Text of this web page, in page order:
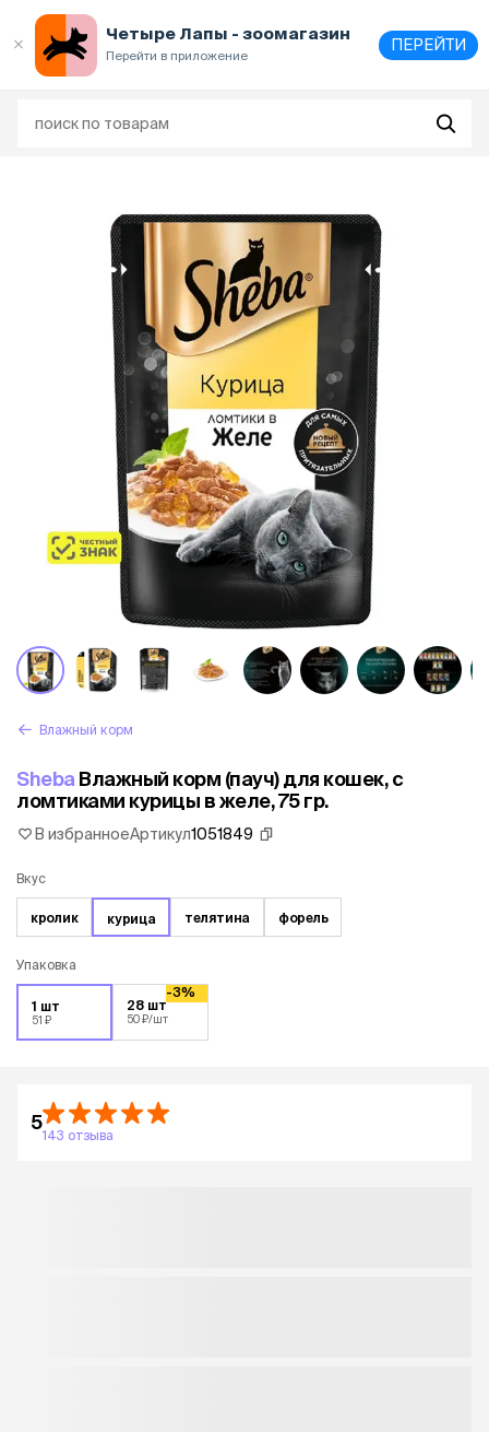
Четыре Лапы - зоомагазин
Перейти в приложение
ПЕРЕЙТИ
Влажный корм
Sheba Влажный корм (пауч) для кошек, с
ломтиками курицы в желе, 75 гр.
В избранноеАртикул1051849
Вкус
кролик курица телятина форель
Упаковка
1 шт
51 ₽
28 шт
50 ₽/шт
-3%
5
143 отзыва